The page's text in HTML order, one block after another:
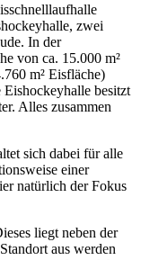
zwei
In der
von ca. 15.000 m²
m² Eisfläche)
besitzt
Alles zusammen
sich dabei für alle
einer
natürlich der Fokus
liegt neben der
aus werden